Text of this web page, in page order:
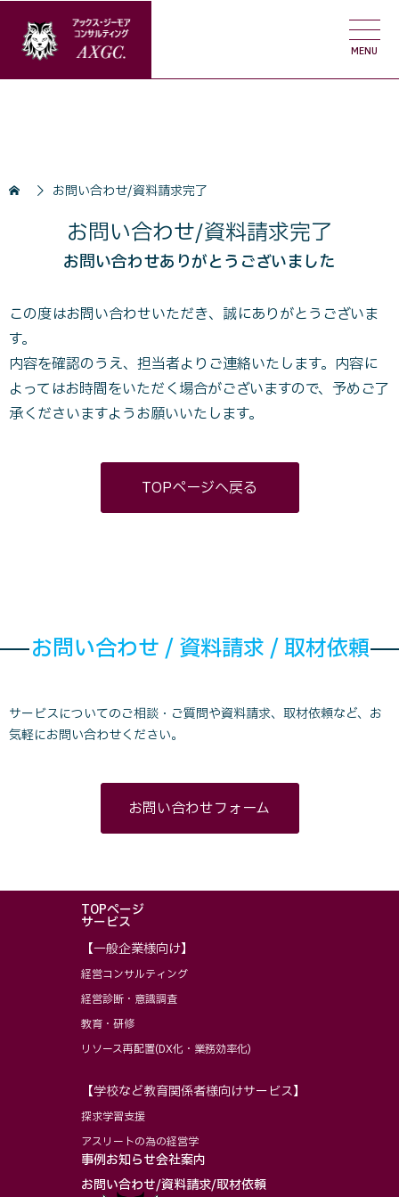
お問い合わせ/資料請求完了
お問い合わせ/資料請求完了
お問い合わせありがとうございました
この度はお問い合わせいただき、誠にありがとうございま
す。
内容を確認のうえ、担当者よりご連絡いたします。内容に
よってはお時間をいただく場合がございますので、 予めご了
承くださいますようお願いいたします。
TOPページへ戻る
お問い合わせ / 資料請求 / 取材依頼
サービスについてのご相談・ご質問や資料請求、取材依頼など、お
気軽にお問い合わせください。
お問い合わせフォーム
TOPページ
サービス
【一般企業様向け】
経営コンサルティング
経営診断・意識調査
教育・研修
リソース再配置(DX化・業務効率化)
【学校など教育関係者様向けサービス】
探求学習支援
アスリートの為の経営学
事例お知らせ会社案内
お問い合わせ/資料請求/取材依頼